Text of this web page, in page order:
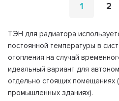
1 2
ТЭН для радиатора
постоянной температуры в
отопления на случай
идеальный вариант для
отдельно стоящих помещениях
промышленных зданиях).